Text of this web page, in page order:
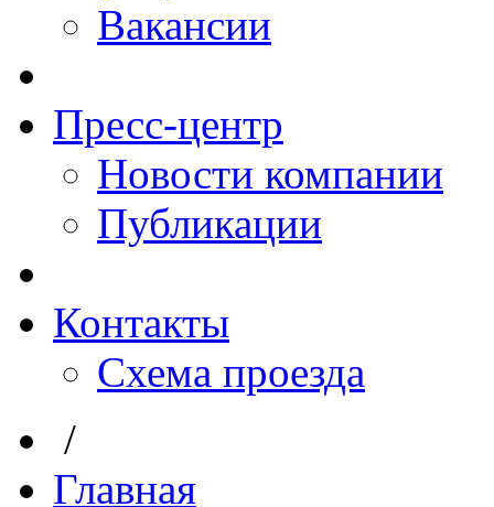
Вакансии
Пресс-центр
Новости компании
Публикации
Контакты
Схема проезда
/
Главная